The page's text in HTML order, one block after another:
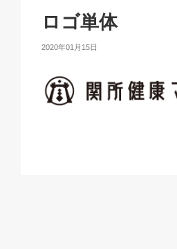
ロゴ単体
2020年01月15日